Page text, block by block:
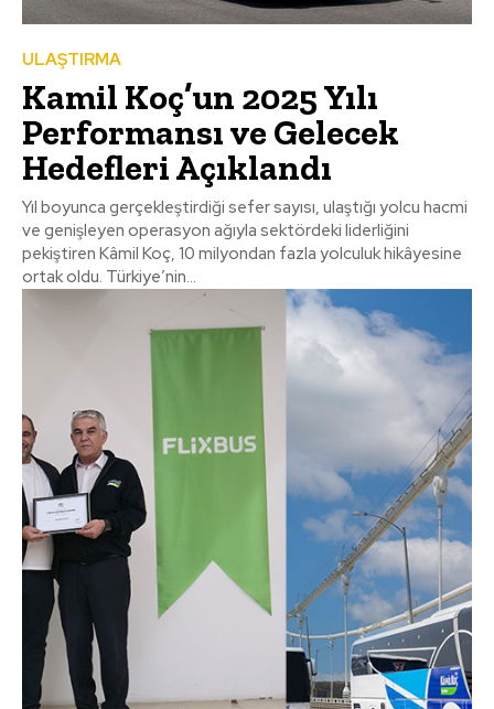
ULAŞTIRMA
Kamil Koç’un 2025 Yılı
Performansı ve Gelecek
Hedefleri Açıklandı
Yıl boyunca gerçekleştirdiği sefer sayısı, ulaştığı yolcu hacmi
ve genişleyen operasyon ağıyla sektördeki liderliğini
pekiştiren Kâmil Koç, 10 milyondan fazla yolculuk hikâyesine
ortak oldu. Türkiye’nin...